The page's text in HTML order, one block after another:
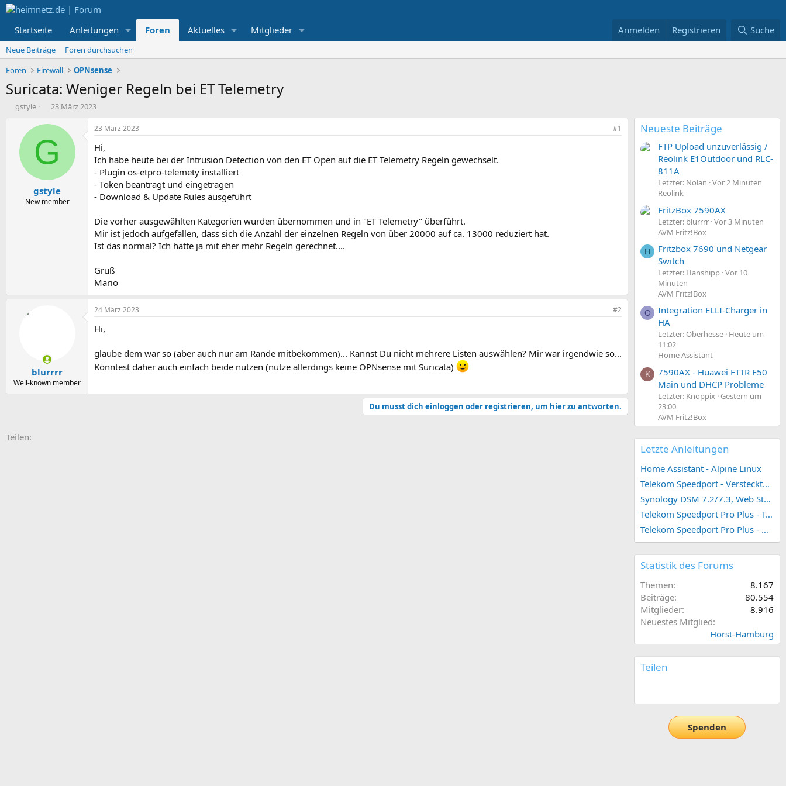
Startseite Anleitungen Foren Aktuelles Mitglieder Anmelden Registrieren Suche
Neue Beiträge
Foren durchsuchen
Foren
Firewall OPNsense
Suricata: Weniger Regeln bei ET Telemetry
E
gstyle
E
s
t
e
l
t
a
m
23 März 2023
G
gstyle
New member
23 März 2023 #1
Hi,
Ich habe heute bei der Intrusion Detection von den ET Open auf die ET Telemetry Regeln gewechselt.
- Plugin os-etpro-telemety installiert
- Token beantragt und eingetragen
- Download & Update Rules ausgeführt
Die vorher ausgewählten Kategorien wurden übernommen und in "ET Telemetry" überführt.
Mir ist jedoch aufgefallen, dass sich die Anzahl der einzelnen Regeln von über 20000 auf ca. 13000 reduziert hat.
Ist das normal? Ich hätte ja mit eher mehr Regeln gerechnet....
Gruß
Mario
blurrrr
Well-known member
24 März 2023 #2
Hi,
glaube dem war so (aber auch nur am Rande mitbekommen)... Kannst Du nicht mehrere Listen auswählen? Mir war irgendwie so...
Könntest daher auch einfach beide nutzen (nutze allerdings keine OPNsense mit Suricata)
Du musst dich einloggen oder registrieren, um hier zu antworten.
Teilen:
Neueste Beiträge
FTP Upload unzuverlässig /
Reolink E1Outdoor und RLC-
811A
Letzter: Nolan Vor 2 Minuten
Reolink
FritzBox 7590AX
Letzter: blurrrr Vor 3 Minuten
AVM Fritz!Box
H
Fritzbox 7690 und Netgear
Switch
Letzter: Hanshipp Vor 10
Minuten
AVM Fritz!Box
O
Integration ELLI-Charger in
HA
Letzter: Oberhesse Heute um
11:02
Home Assistant
K
7590AX - Huawei FTTR F50
Main und DHCP Probleme
Letzter: Knoppix
Gestern um
23:00
AVM Fritz!Box
Letzte Anleitungen
Home Assistant - Alpine Linux
Telekom Speedport - Versteckte Konfigurationen
Synology DSM 7.2/7.3, Web Station 4, Webdienst und Webportal erstellen (ehemals vHost)
Telekom Speedport Pro Plus - Telefonie einrichten
Telekom Speedport Pro Plus - Netzwerk einrichten
Statistik des Forums
Themen
8.167
Beiträge
80.554
Mitglieder
8.916
Neuestes Mitglied
Horst-Hamburg
Teilen
Spenden